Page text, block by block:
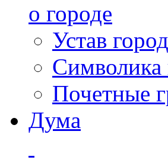
о городе
Устав
Символика
Почетные
Дума